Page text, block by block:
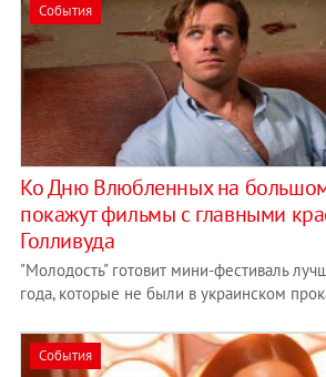
События
Ко Дню Влюбленных на
покажут фильмы с главными
Голливуда
"Молодость" готовит мини-фестиваль
года, которые не были в украинском
События